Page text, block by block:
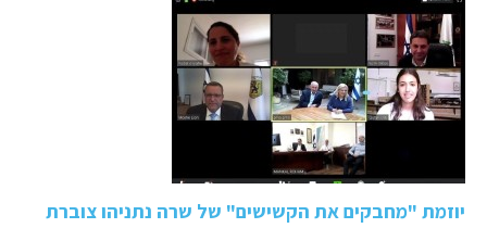
יוזמת "מחבקים את הקשישים" של שרה נתניהו צוברת